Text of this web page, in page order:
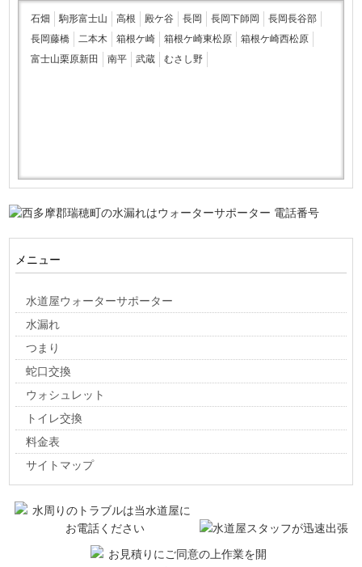
石畑 駒形富士山 高根 殿ケ谷 長岡 長岡下師岡
長岡長谷部
長岡藤橋
二本木 箱根ケ崎 箱根ケ崎東松原
箱根ケ崎西松原
富士山栗原新田
南平 武蔵 むさし野
メニュー
水道屋ウォーターサポーター
水漏れ
つまり
蛇口交換
ウォシュレット
トイレ交換
料金表
サイトマップ